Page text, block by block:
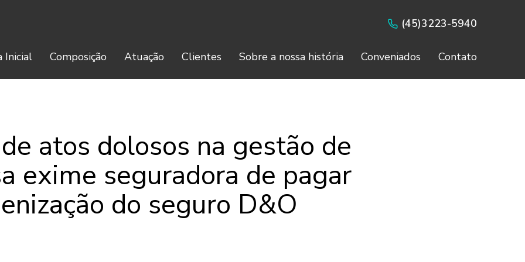
(45)3223-5940
Inicial Composição Atuação Clientes Sobre a nossa história Conveniados Contato
atos dolosos na gestão de
exime seguradora de pagar
do seguro D&O